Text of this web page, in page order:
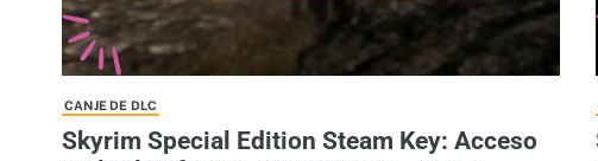
CANJE DE DLC
Skyrim Special Edition Steam Key: Acceso